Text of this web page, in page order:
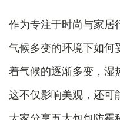
作为专注于时尚与家居
气候多变的环境下如何
着气候的逐渐多变，湿
这不仅影响美观，还可